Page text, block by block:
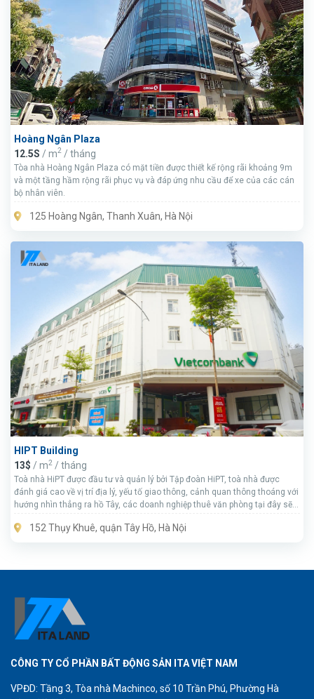
Hoàng Ngân Plaza
12.5S / m2 / tháng
Tòa nhà Hoàng Ngân Plaza có mặt tiền được thiết kế rộng rãi khoảng 9m
và một tầng hầm rộng rãi phục vụ và đáp ứng nhu cầu để xe của các cán
bộ nhân viên.
125 Hoàng Ngân, Thanh Xuân, Hà Nội
HIPT Building
13$ / m2 / tháng
Toà nhà HiPT được đầu tư và quản lý bởi Tập đoàn HiPT, toà nhà được
đánh giá cao về vị trí địa lý, yếu tố giao thông, cảnh quan thông thoáng với
hướng nhìn thẳng ra hồ Tây, các doanh nghiệp thuê văn phòng tại đây sẽ
152 Thụy Khuê, quận Tây Hồ, Hà Nội
CÔNG TY CỔ PHẦN BẤT ĐỘNG SẢN ITA VIỆT NAM
VPĐD: Tầng 3, Tòa nhà Machinco, số 10 Trần Phú, Phường Hà